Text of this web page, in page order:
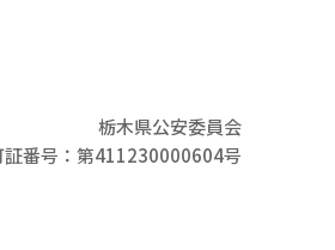
栃木県公安委員会
証番号：第411230000604号